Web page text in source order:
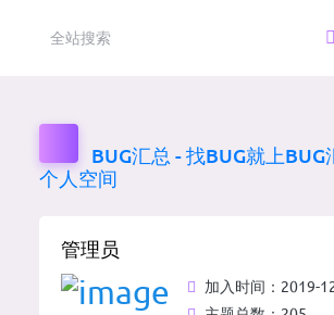
BUG汇总 - 找BUG就上BUG
个人空间
管理员
加入时间：2019-